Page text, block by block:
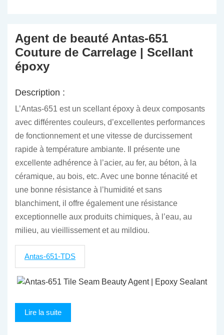
Agent de beauté Antas-651
Couture de Carrelage | Scellant
époxy
Description :
L’Antas-651 est un scellant époxy à deux composants
avec différentes couleurs, d’excellentes performances
de fonctionnement et une vitesse de durcissement
rapide à température ambiante. Il présente une
excellente adhérence à l’acier, au fer, au béton, à la
céramique, au bois, etc. Avec une bonne ténacité et
une bonne résistance à l’humidité et sans
blanchiment, il offre également une résistance
exceptionnelle aux produits chimiques, à l’eau, au
milieu, au vieillissement et au mildiou.
Antas-651-TDS
Lire la suite